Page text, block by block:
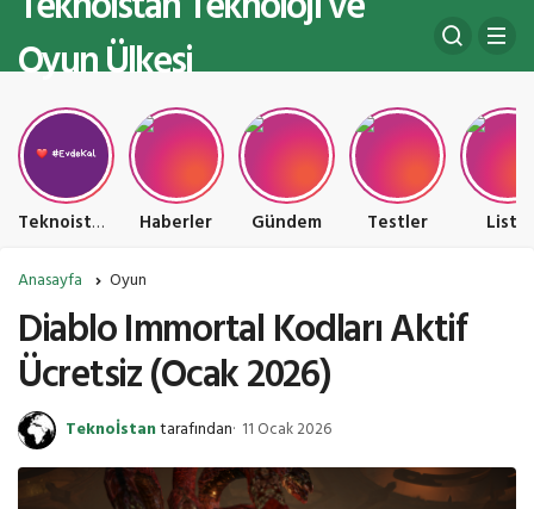
Oyun Ülkesi
Teknoistan Teknoloji ve Oyun Ülkesi Haberler Gündem Testler Liste
Anasayfa Oyun
Diablo Immortal Kodları Aktif
Ücretsiz (Ocak 2026)
Teknoİstantarafından 11 Ocak 2026